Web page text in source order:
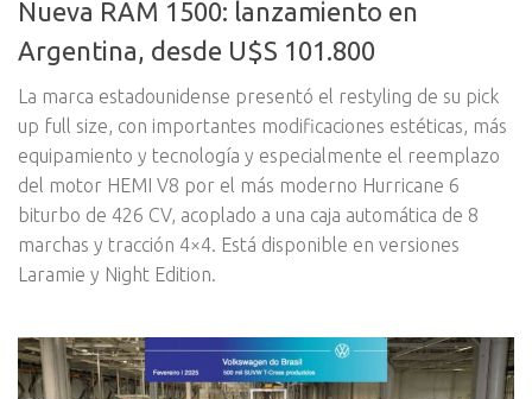
Nueva RAM 1500: lanzamiento en
Argentina, desde U$S 101.800
La marca estadounidense presentó el restyling de su pick
up full size, con importantes modificaciones estéticas, más
equipamiento y tecnología y especialmente el reemplazo
del motor HEMI V8 por el más moderno Hurricane 6
biturbo de 426 CV, acoplado a una caja automática de 8
marchas y tracción 4×4. Está disponible en versiones
Laramie y Night Edition.